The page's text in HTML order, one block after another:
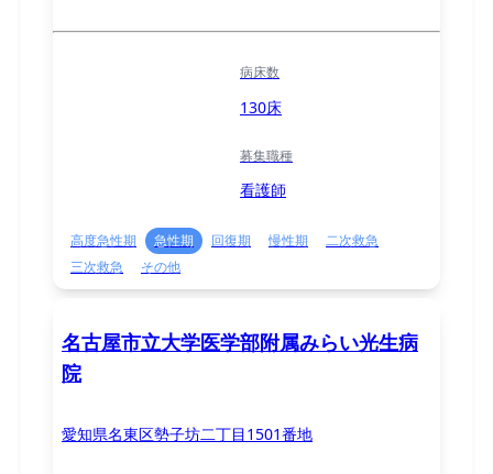
病床数
130床
募集職種
看護師
高度急性期 急性期 回復期 慢性期
二次救急
三次救急
その他
名古屋市立大学医学部附属みらい光生病
院
愛知県名東区勢子坊二丁目1501番地